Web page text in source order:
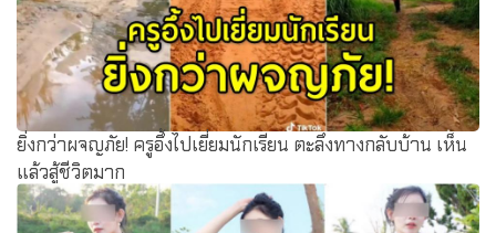
ยิ่งกว่าผจญภัย! ครูอึ้งไปเยี่ยมนักเรียน ตะลึงทางกลับบ้าน เห็น
แล้วสู้ชีวิตมาก